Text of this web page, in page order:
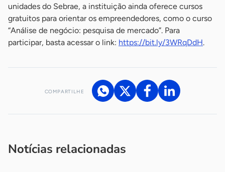
unidades do Sebrae, a instituição ainda oferece cursos
gratuitos para orientar os empreendedores, como o curso
“Análise de negócio: pesquisa de mercado”. Para
participar, basta acessar o link: https://bit.ly/3WRqDdH.
COMPARTILHE
Notícias relacionadas